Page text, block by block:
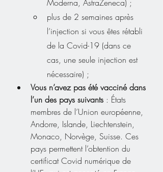
Moderna, AstraZeneca) ;
plus de 2 semaines après
l’injection si vous êtes rétabli
de la Covid-19 (dans ce
cas, une seule injection est
nécessaire) ;
Vous n’avez pas été vacciné dans
l’un des pays suivants : États
membres de l’Union européenne,
Andorre, Islande, Liechtenstein,
Monaco, Norvège, Suisse. Ces
pays permettent l’obtention du
certificat Covid numérique de